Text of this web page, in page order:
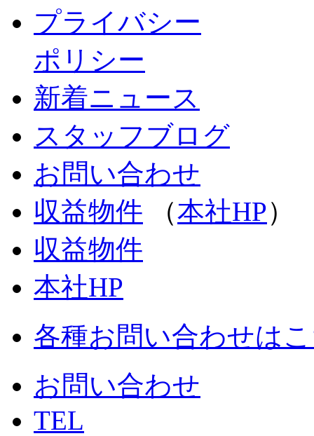
プライバシー
ポリシー
新着ニュース
スタッフブログ
お問い合わせ
収益物件 （本社HP）
収益物件
本社HP
各種お問い合わせは
お問い合わせ
TEL